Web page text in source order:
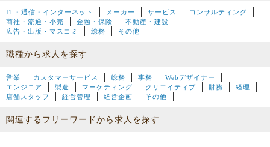
IT・通信・インターネット メーカー サービス
コンサルティング
商社・流通・小売
金融・保険
不動産・建設
広告・出版・マスコミ
総務 その他
職種から求人を探す
営業 カスタマーサービス 総務 事務
Webデザイナー
エンジニア
製造 マーケティング クリエイティブ 財務
経理
店舗スタッフ
経営管理 経営企画 その他
関連するフリーワードから求人を探す